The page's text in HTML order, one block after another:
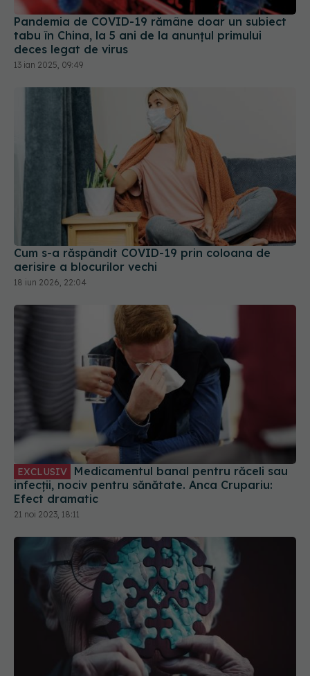
Pandemia de COVID-19 rămâne doar un subiect
tabu în China, la 5 ani de la anunțul primului
deces legat de virus
13 ian 2025, 09:49
Cum s-a răspândit COVID-19 prin coloana de
aerisire a blocurilor vechi
18 iun 2026, 22:04
EXCLUSIV
infecții, nociv pentru sănătate. Anca Crupariu:
Efect dramatic
21 noi 2023, 18:11